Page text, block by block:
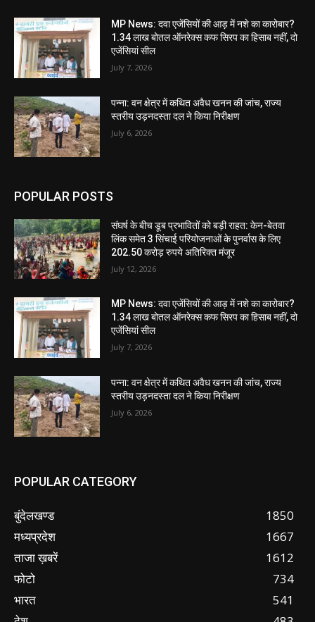
MP News: दवा एजेंसियों की आड़ में नशे का कारोबार?
1.34 लाख बोतल ऑनरेक्स कफ सिरप का हिसाब नहीं, दो
एजेंसियां सील
July 7, 2026
पन्ना: वन क्षेत्र में कथित अवैध खनन की जांच, राज्य
स्तरीय उड़नदस्ता दल ने किया निरीक्षण
July 6, 2026
POPULAR POSTS
संघर्ष के बीच डूब प्रभावितों को बड़ी राहत: केन-बेतवा
लिंक समेत 3 सिंचाई परियोजनाओं के पुनर्वास के लिए
202.50 करोड़ रुपये अतिरिक्त मंजूर
July 12, 2026
MP News: दवा एजेंसियों की आड़ में नशे का कारोबार?
1.34 लाख बोतल ऑनरेक्स कफ सिरप का हिसाब नहीं, दो
एजेंसियां सील
July 7, 2026
पन्ना: वन क्षेत्र में कथित अवैध खनन की जांच, राज्य
स्तरीय उड़नदस्ता दल ने किया निरीक्षण
July 6, 2026
POPULAR CATEGORY
बुंदेलखण्ड
1850
मध्यप्रदेश
1667
ताजा ख़बरें
1612
फोटो
734
भारत
541